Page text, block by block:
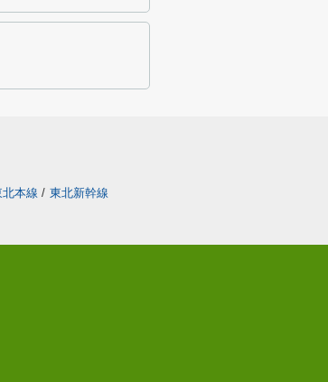
北本線 / 東北新幹線